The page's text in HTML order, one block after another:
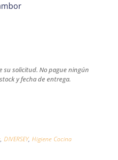
su solicitud. No pague ningún
y fecha de entrega.
,DIVERSEY,Higiene Cocina